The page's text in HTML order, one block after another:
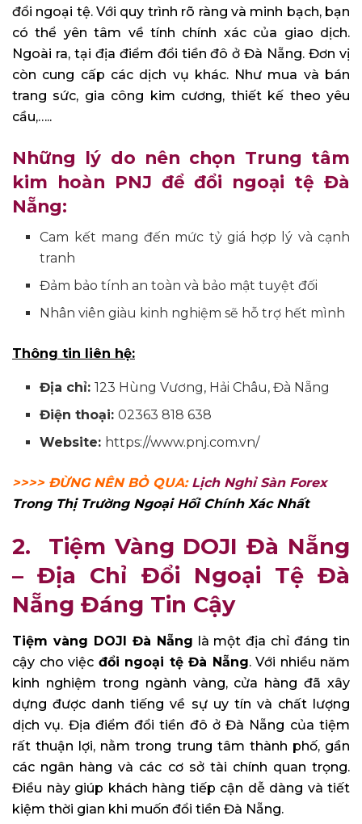
đổi ngoại tệ. Với quy trình rõ ràng và minh bạch, bạn
có thể yên tâm về tính chính xác của giao dịch.
Ngoài ra, tại địa điểm đổi tiền đô ở Đà Nẵng. Đơn vị
còn cung cấp các dịch vụ khác. Như mua và bán
trang sức, gia công kim cương, thiết kế theo yêu
cầu,…..
Những lý do nên chọn Trung tâm
kim hoàn PNJ để đổi ngoại tệ Đà
Nẵng:
Cam kết mang đến mức tỷ giá hợp lý và cạnh
tranh
Đảm bảo tính an toàn và bảo mật tuyệt đối
Nhân viên giàu kinh nghiệm sẽ hỗ trợ hết mình
Thông tin liên hệ:
Địa chỉ:123 Hùng Vương, Hải Châu, Đà Nẵng
Điện thoại:02363 818 638
Website: https://www.pnj.com.vn/
>>>> ĐỪNG NÊN BỎ QUA: Lịch Nghỉ Sàn Forex
Trong Thị Trường Ngoại Hối Chính Xác Nhất
2. Tiệm Vàng DOJI Đà Nẵng
– Địa Chỉ Đổi Ngoại Tệ Đà
Nẵng Đáng Tin Cậy
Tiệm vàng DOJI Đà Nẵng là một địa chỉ đáng tin
cậy cho việc đổi ngoại tệ Đà Nẵng. Với nhiều năm
kinh nghiệm trong ngành vàng, cửa hàng đã xây
dựng được danh tiếng về sự uy tín và chất lượng
dịch vụ. Địa điểm đổi tiền đô ở Đà Nẵng của tiệm
rất thuận lợi, nằm trong trung tâm thành phố, gần
các ngân hàng và các cơ sở tài chính quan trọng.
Điều này giúp khách hàng tiếp cận dễ dàng và tiết
kiệm thời gian khi muốn đổi tiền Đà Nẵng.